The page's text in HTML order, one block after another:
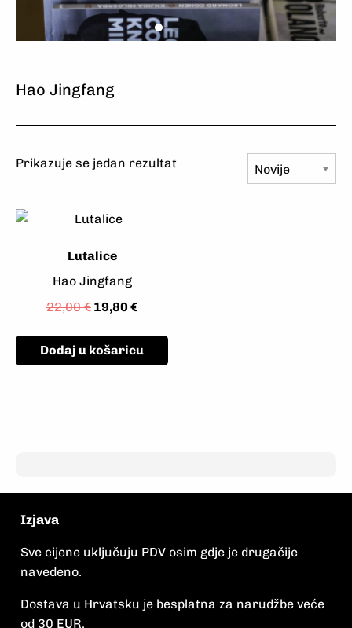
Hao Jingfang
Prikazuje se jedan rezultat
Lutalice
Hao Jingfang
22,00€ 19,80 €
Dodaj u košaricu
Izjava
Sve cijene uključuju PDV osim gdje je drugačije
navedeno.
Dostava u Hrvatsku je besplatna za narudžbe veće
od 30 EUR.